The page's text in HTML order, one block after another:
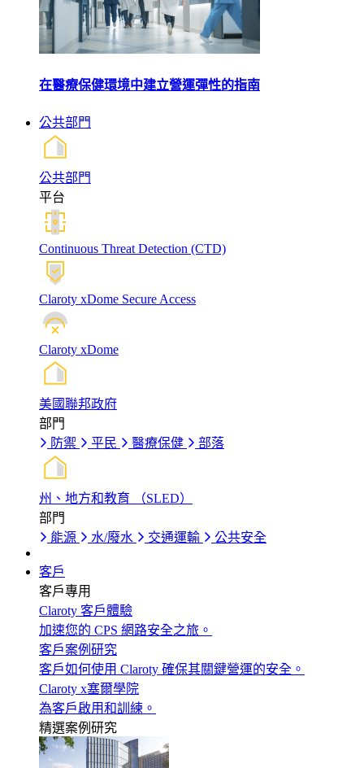
在醫療保健環境中建立營運彈性的指南
公共部門
公共部門
平台
Continuous Threat Detection (CTD)
Claroty xDome Secure Access
Claroty xDome
美國聯邦政府
部門
防禦
平民 醫療保健 部落
州、地方和教育 （SLED）
部門
能源
水/廢水 交通運輸 公共安全
客戶
客戶專用
Claroty 客戶體驗
加速您的 CPS 網路安全之旅。
客戶案例研究
客戶如何使用 Claroty 確保其關鍵營運的安全。
Claroty x塞爾學院
為客戶啟用和訓練。
精選案例研究